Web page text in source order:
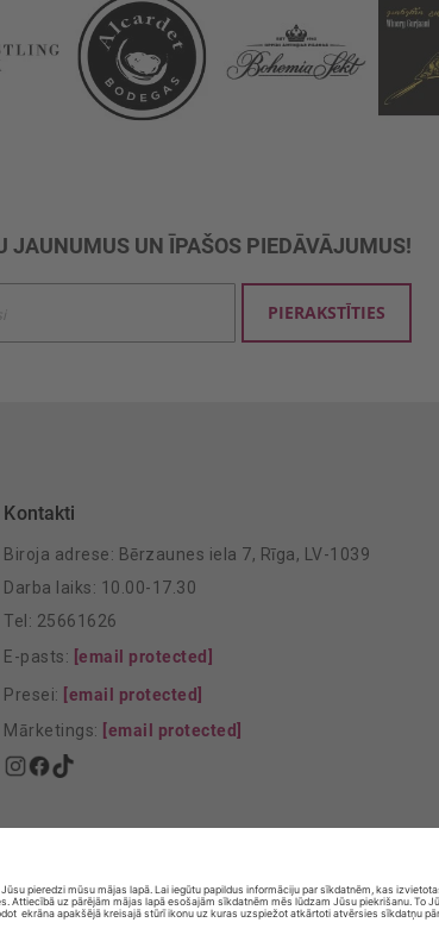
JAUNUMUS UN ĪPAŠOS PIEDĀVĀJUMUS!
PIERAKSTĪTIES
Kontakti
Biroja adrese: Bērzaunes iela 7, Rīga, LV-1039
Darba laiks: 10.00-17.30
Tel: 25661626
E-pasts: [email protected]
Presei: [email protected]
Mārketings: [email protected]